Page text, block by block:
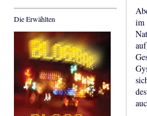
Die Erwählten
im